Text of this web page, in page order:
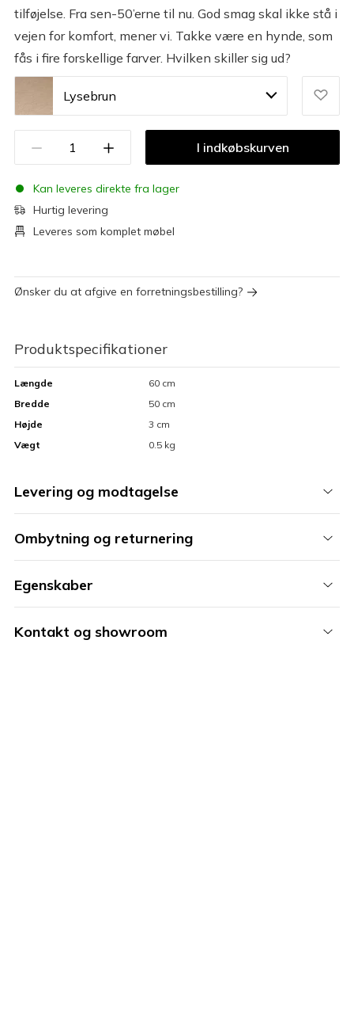
tilføjelse. Fra sen-50’erne til nu. God smag skal ikke stå i
vejen for komfort, mener vi. Takke være en hynde, som
fås i fire forskellige farver. Hvilken skiller sig ud?
Lysebrun
I indkøbskurven
Kan leveres direkte fra lager
Hurtig levering
Leveres som komplet møbel
Ønsker du at afgive en forretningsbestilling?
Produktspecifikationer
Længde
60 cm
Bredde
50 cm
Højde
3 cm
Vægt
0.5 kg
Levering og modtagelse
Ombytning og returnering
Egenskaber
Kontakt og showroom